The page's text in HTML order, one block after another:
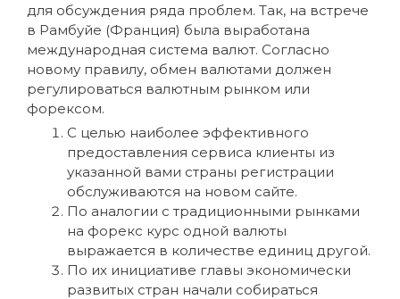
для обсуждения ряда проблем. Так, на встрече
в Рамбуйе (Франция) была выработана
международная система валют. Согласно
новому правилу, обмен валютами должен
регулироваться валютным рынком или
форексом.
С целью наиболее эффективного
предоставления сервиса клиенты из
указанной вами страны регистрации
обслуживаются на новом сайте.
По аналогии с традиционными рынками
на форекс курс одной валюты
выражается в количестве единиц другой.
По их инициативе главы экономически
развитых стран начали собираться